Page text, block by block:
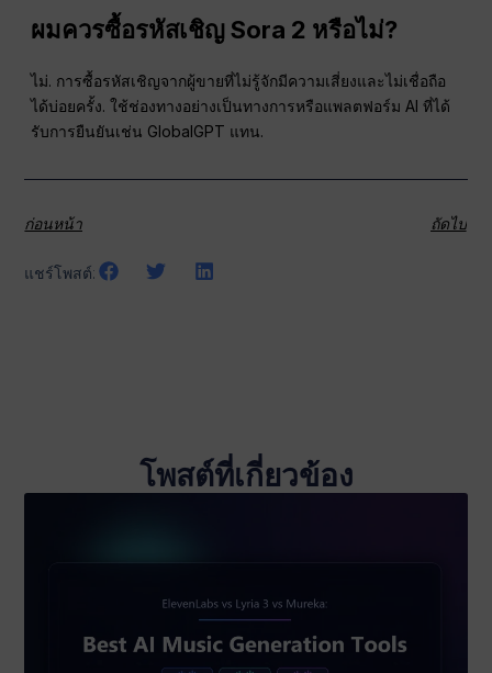
ผมควรซื้อรหัสเชิญ Sora 2 หรือไม่?
ไม่. การซื้อรหัสเชิญจากผู้ขายที่ไม่รู้จักมีความเสี่ยงและไม่เชื่อถือ
ได้บ่อยครั้ง. ใช้ช่องทางอย่างเป็นทางการหรือแพลตฟอร์ม AI ที่ได้
รับการยืนยันเช่น GlobalGPT แทน.
ก่อนหน้า ถัดไป
แชร์โพสต์:
โพสต์ที่เกี่ยวข้อง